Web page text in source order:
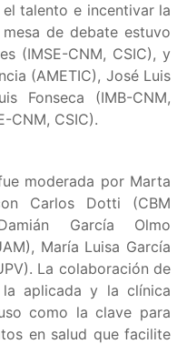
talento e incentivar la
de debate estuvo
(IMSE-CNM, CSIC), y
(AMETIC), José Luis
Fonseca (IMB-CNM,
CNM, CSIC).
moderada por Marta
Carlos Dotti (CBM
García Olmo
María Luisa García
La colaboración de
aplicada y la clínica
como la clave para
en salud que facilite